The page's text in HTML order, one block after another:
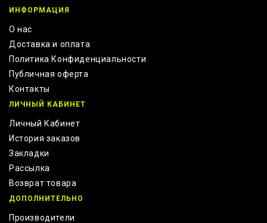
ИНФОРМАЦИЯ
О нас
Доставка и оплата
Политика Конфиденциальности
Публичная оферта
Контакты
ЛИЧНЫЙ КАБИНЕТ
Личный Кабинет
История заказов
Закладки
Рассылка
Возврат товара
ДОПОЛНИТЕЛЬНО
Производители